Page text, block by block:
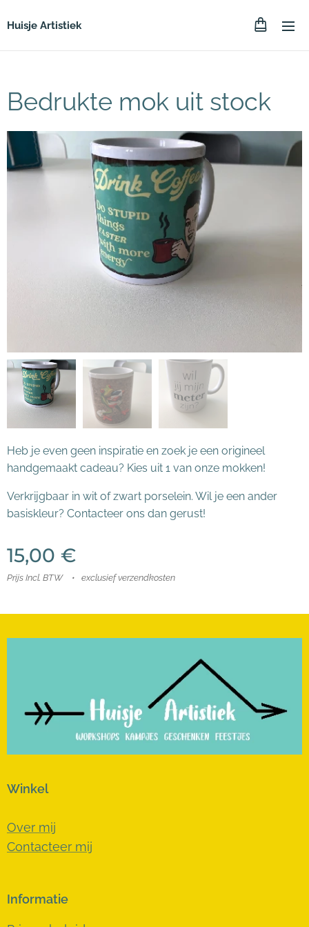
Huisje Artistiek
Bedrukte mok uit stock
Heb je even geen inspiratie en zoek je een origineel
handgemaakt cadeau? Kies uit 1 van onze mokken!
Verkrijgbaar in wit of zwart porselein. Wil je een ander
basiskleur? Contacteer ons dan gerust!
15,00 €
Prijs Incl. BTW exclusief verzendkosten
Winkel
Over mij
Contacteer mij
Informatie